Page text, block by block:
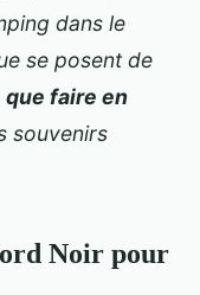
dans le
se posent de
que faire en
souvenirs
Noir pour